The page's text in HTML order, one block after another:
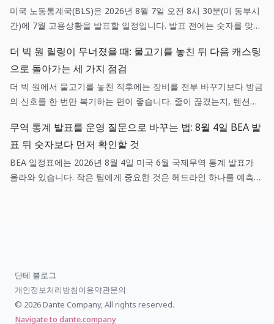
미국 노동통계국(BLS)은 2026년 8월 7일 오전 8시 30분(미 동부시
간)에 7월 고용상황을 발표할 일정입니다. 발표 전에는 숫자를 맞히
질지 미리 정하는 편이 실무에 도움이 됩니다.
더 빅 원 릴링이 무너졌을 때: 물고기를 놓친 뒤 다음 캐스팅
으로 돌아가는 세 가지 점검
더 빅 원에서 물고기를 놓친 직후에는 장비를 전부 바꾸기보다 방금
의 신호를 한 번만 복기하는 편이 좋습니다. 줄이 끊겼는지, 텐션이
이 훨씬 선명해집니다.
무역 통계 발표를 운영 질문으로 바꾸는 법: 8월 4일 BEA 발
표 뒤 숫자보다 먼저 확인할 것
BEA 일정표에는 2026년 8월 4일 미국 6월 국제무역 통계 발표가
올라와 있습니다. 작은 팀에게 중요한 것은 헤드라인 하나를 예측하
단테 블로그
개인정보처리방침이용약관문의
© 2026 Dante Company, All rights reserved.
Navigate to dante.company